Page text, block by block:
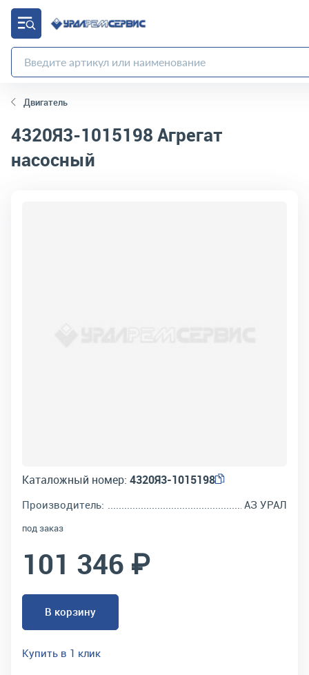
Двигатель
4320Я3-1015198Агрегат
насосный
Каталожный номер: 4320Я3-1015198
Производитель: АЗ УРАЛ
под заказ
101 346 ₽
В корзину
Купить в 1 клик